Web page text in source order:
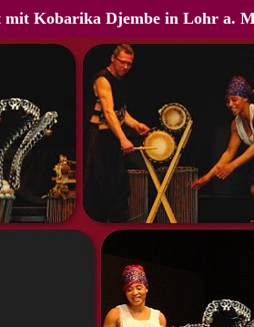
mit Kobarika Djembe in Lohr a.